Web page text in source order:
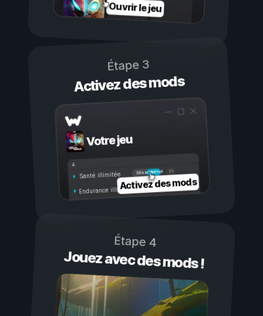
Ouvrir le jeu
Étape 3
Activez des mods
Votre jeu
Activé
Désactivé
Santé illimitée
Endurance illimitéeActivez des mods
Étape 4
Jouez avec des mods !